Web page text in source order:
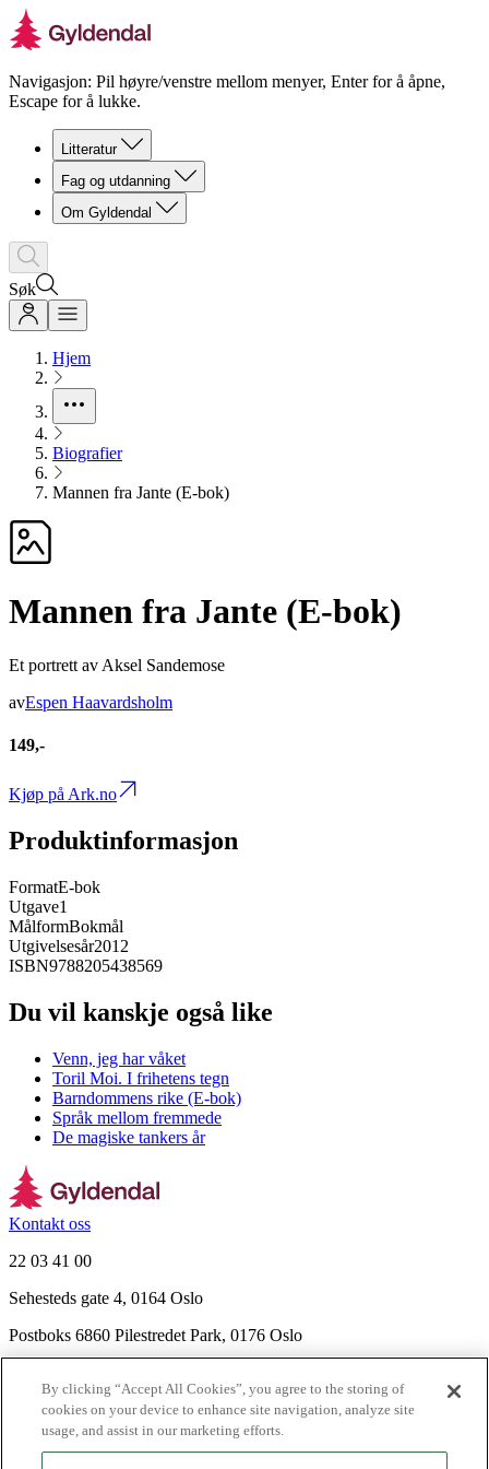
Navigasjon: Pil høyre/venstre mellom menyer, Enter for å åpne,
Escape for å lukke.
Litteratur
Fag og utdanning
Om Gyldendal
Søk
Hjem
Biografier
Mannen fra Jante (E-bok)
Mannen fra Jante (E-bok)
Et portrett av Aksel Sandemose
avEspen Haavardsholm
149,-
Kjøp på Ark.no
Produktinformasjon
FormatE-bok
Utgave1
MålformBokmål
Utgivelsesår2012
ISBN9788205438569
Du vil kanskje også like
Venn, jeg har våket
Toril Moi. I frihetens tegn
Barndommens rike (E-bok)
Språk mellom fremmede
De magiske tankers år
Kontakt oss
22 03 41 00
Sehesteds gate 4, 0164 Oslo
Postboks 6860 Pilestredet Park, 0176 Oslo
Nyhetsbrev
Ledige stillinger
Send inn manus
By clicking “Accept All Cookies”, you agree to the storing of
cookies on your device to enhance site navigation, analyze site
usage, and assist in our marketing efforts.